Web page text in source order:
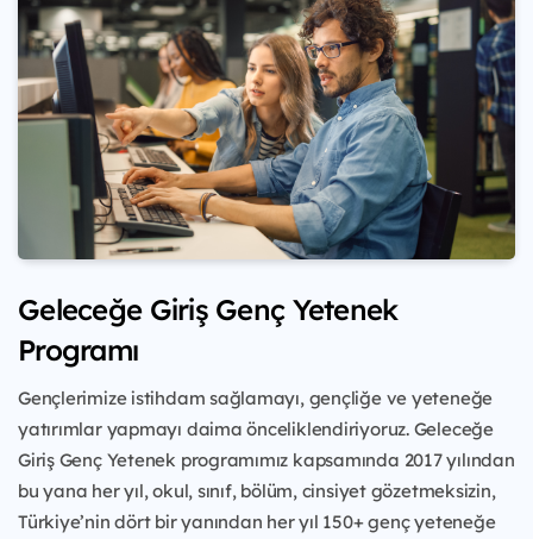
Geleceğe Giriş Genç Yetenek
Programı
Gençlerimize istihdam sağlamayı, gençliğe ve yeteneğe
yatırımlar yapmayı daima önceliklendiriyoruz. Geleceğe
Giriş Genç Yetenek programımız kapsamında 2017 yılından
bu yana her yıl, okul, sınıf, bölüm, cinsiyet gözetmeksizin,
Türkiye’nin dört bir yanından her yıl 150+ genç yeteneğe